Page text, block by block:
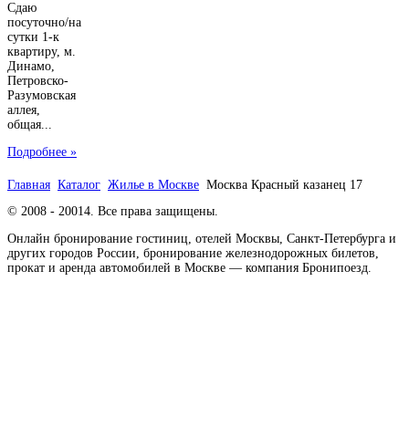
Сдаю
посуточно/на
сутки 1-к
квартиру, м.
Динамо,
Петровско-
Разумовская
аллея,
общая...
Подробнее »
Главная Каталог Жилье в Москве Москва Красный казанец 17
© 2008 - 20014. Все права защищены.
Онлайн бронирование гостиниц, отелей Москвы, Санкт-Петербурга и
других городов России, бронирование железнодорожных билетов,
прокат и аренда автомобилей в Москве — компания Бронипоезд.